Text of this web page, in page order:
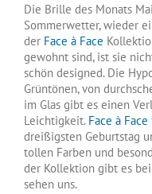
Die Brille des Monats
Sommerwetter, wieder
der Face à Face
gewohnt sind, ist sie
schön designed. Die
Grüntönen, von
im Glas gibt es einen
Leichtigkeit. Face à Face
dreißigsten Geburtstag
tollen Farben und
der Kollektion gibt es
sehen uns.